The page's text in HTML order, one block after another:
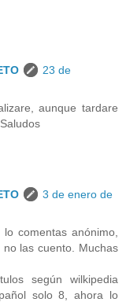
23 de
aunque tardare
3 de enero de
comentas anónimo,
las cuento. Muchas
según wilkipedia
solo 8, ahora lo